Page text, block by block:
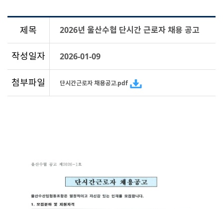
제목 2026년 울산수협 단시간 근로자 채용 공고
작성일자 2026-01-09
첨부파일 단시간근로자 채용공고.pdf